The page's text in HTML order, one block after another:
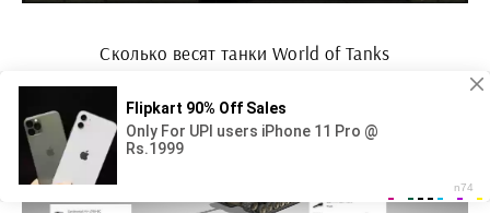
Сколько весят танки World of Tanks